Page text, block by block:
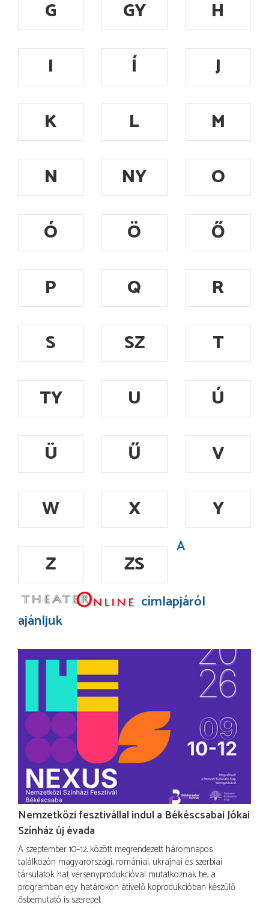
G GY
H
I
Í
J
K
L
M
N
NY
O
Ó
Ö
Ő
P
Q
R
S
SZ
T
TY
U
Ú
Ü
Ű
V
W
X
Y
Z
ZS
A
címlapjáról
ajánljuk
Nemzetközi fesztivállal indul a Békéscsabai Jókai
Színház új évada
A szeptember 10–12. között megrendezett háromnapos
találkozón magyarországi, romániai, ukrajnai és szerbiai
társulatok hat versenyprodukcióval mutatkoznak be, a
programban egy határokon átívelő koprodukcióban készülő
ősbemutató is szerepel.